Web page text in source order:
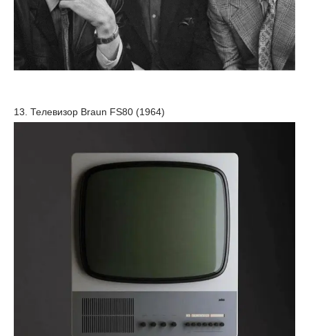
13. Телевизор Braun FS80 (1964)